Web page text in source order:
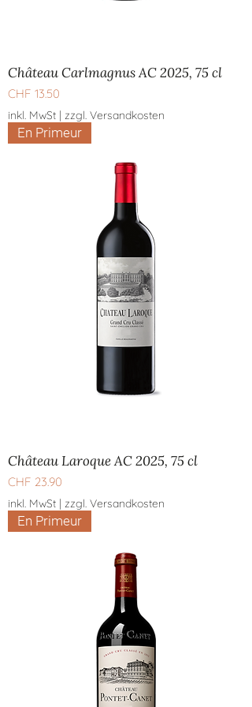
Château Carlmagnus AC 2025, 75 cl
Preis
CHF 13.50
inkl. MwSt | zzgl. Versandkosten
En Primeur
Château Laroque AC 2025, 75 cl
Preis
CHF 23.90
inkl. MwSt | zzgl. Versandkosten
En Primeur